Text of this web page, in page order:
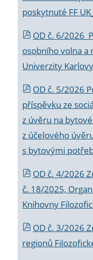
poskytnuté FF
OD č. 6/2026
osobního volna a
Univerzity Karlovy
OD č. 5/2026
příspěvku ze
z úvěru na
z účelového
s bytovými
OD č. 4/2026
č. 18/2025,
Knihovny
OD č. 3/2026
regionů